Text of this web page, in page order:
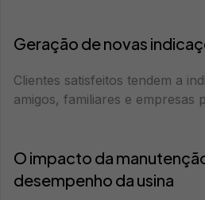
Geração de novas
Clientes satisfeitos tendem a
amigos, familiares e empresas
O impacto da
desempenho da usina